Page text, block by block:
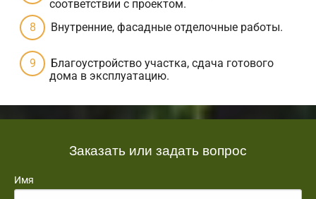
соответствии с проектом.
Внутренние, фасадные отделочные работы.
Благоустройство участка, сдача готового
дома в эксплуатацию.
Заказать или задать вопрос
Имя